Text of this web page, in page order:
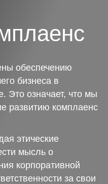
обеспечению
бизнеса в
Это означает, что мы
развитию комплаенс
этические
мысль о
корпоративной
за свои